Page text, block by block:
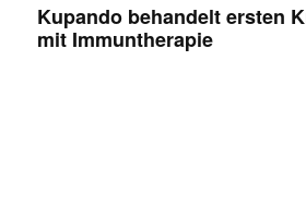
Kupando behandelt ersten
mit Immuntherapie